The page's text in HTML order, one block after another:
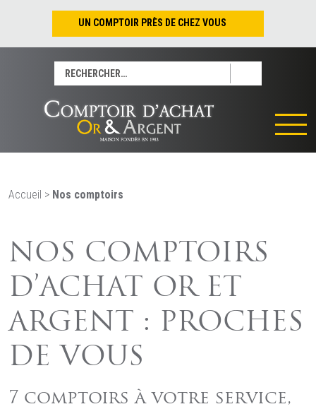
UN COMPTOIR PRÈS DE CHEZ VOUS
Nantes – Jean-Jacques Rousseau
Nantes – Saint-Pierre
Tours
La Rochelle
La Roche/Yon
Rechercher :
Accueil > Nos comptoirs
NOS COMPTOIRS
D’ACHAT OR ET
ARGENT : PROCHES
DE VOUS
7 comptoirs à votre service,